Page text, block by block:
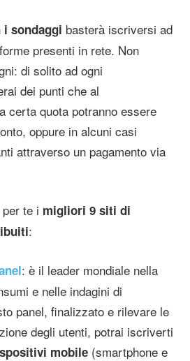
i sondaggi basterà iscriversi ad
presenti in rete. Non
di solito ad ogni
dei punti che al
certa quota potranno essere
oppure in alcuni casi
attraverso un pagamento via
te i migliori 9 siti di
:
: è il leader mondiale nella
e nelle indagini di
panel, finalizzato e rilevare le
degli utenti, potrai iscriverti
mobile (smartphone e